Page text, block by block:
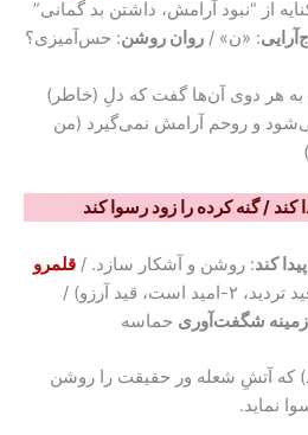
از “نبود آرامش، داشتن بد گمانی”
: «ن» / روان روشن: حس‌آمیزی؟
هر دوی آن‌ها گفت که دلِ (خاطر)
و روحم آرامش نمی‌گیرد (من
پیدا کند: روشن و آشکار سازد. / قلمرو
زمینه شگفت‌آوری حماسه
که آتشِ شعله ور حقیقت را روشن
نماید.